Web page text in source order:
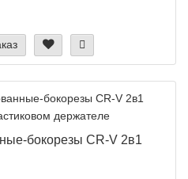
бокорезы CR-V 2в1